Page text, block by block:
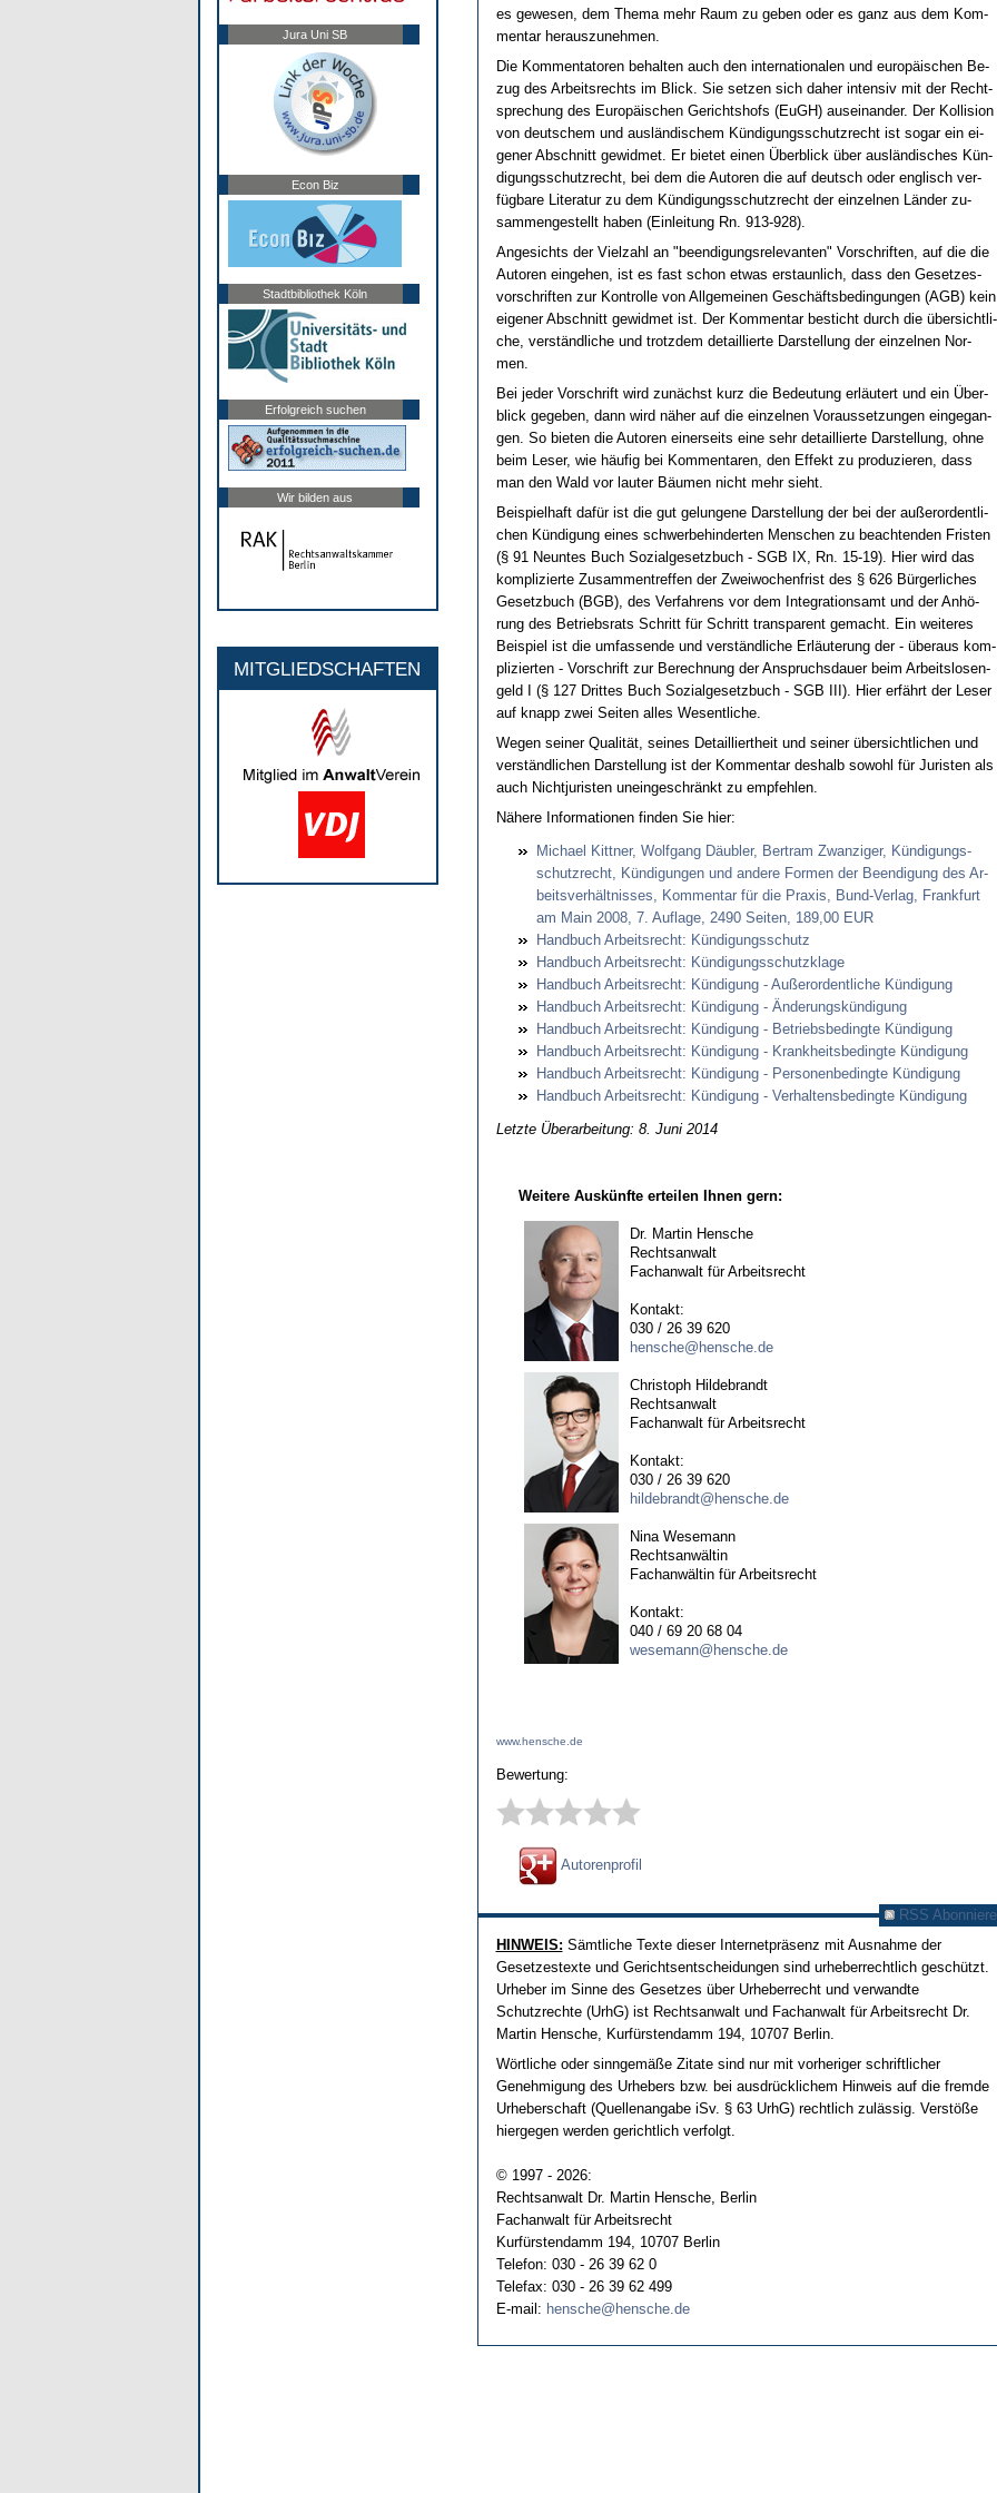
Jura Uni SB
Econ Biz
Stadtbibliothek Köln
Erfolgreich suchen
Wir bilden aus
MITGLIEDSCHAFTEN
es ge­we­sen, dem The­ma mehr Raum zu ge­ben oder es ganz aus dem Kom­
men­tar her­aus­zu­neh­men.
Die Kom­men­ta­to­ren be­hal­ten auch den in­ter­na­tio­na­len und eu­ro­päi­schen Be­
zug des Ar­beits­rechts im Blick. Sie set­zen sich da­her in­ten­siv mit der Recht­
spre­chung des Eu­ro­päi­schen Ge­richts­hofs (EuGH) aus­ein­an­der. Der Kol­li­si­on
von deut­schem und aus­län­di­schem Kün­di­gungs­schutz­recht ist so­gar ein ei­
ge­ner Ab­schnitt ge­wid­met. Er bie­tet ei­nen Über­blick über aus­län­di­sches Kün­
di­gungs­schutz­recht, bei dem die Au­to­ren die auf deutsch oder eng­lisch ver­
füg­ba­re Li­te­ra­tur zu dem Kün­di­gungs­schutz­recht der ein­zel­nen Län­der zu­
sam­men­ge­stellt ha­ben (Ein­lei­tung Rn. 913-928).
An­ge­sichts der Viel­zahl an "be­en­di­gungs­re­le­van­ten" Vor­schrif­ten, auf die die
Au­to­ren ein­ge­hen, ist es fast schon et­was er­staun­lich, dass den Ge­set­zes­
vor­schrif­ten zur Kon­trol­le von All­ge­mei­nen Ge­schäfts­be­din­gun­gen (AGB) kein
ei­ge­ner Ab­schnitt ge­wid­met ist. Der Kom­men­tar be­sticht durch die über­sicht­li­
che, ver­ständ­li­che und trotz­dem de­tail­lier­te Dar­stel­lung der ein­zel­nen Nor­
men.
Bei je­der Vor­schrift wird zu­nächst kurz die Be­deu­tung er­läu­tert und ein Über­
blick ge­ge­ben, dann wird nä­her auf die ein­zel­nen Vor­aus­set­zun­gen ein­ge­gan­
gen. So bie­ten die Au­to­ren ei­ner­seits ei­ne sehr de­tail­lier­te Dar­stel­lung, oh­ne
beim Le­ser, wie häu­fig bei Kom­men­ta­ren, den Ef­fekt zu pro­du­zie­ren, dass
man den Wald vor lau­ter Bäu­men nicht mehr sieht.
Bei­spiel­haft da­für ist die gut ge­lun­ge­ne Dar­stel­lung der bei der au­ßer­or­dent­li­
chen Kün­di­gung ei­nes schwer­be­hin­der­ten Men­schen zu be­ach­ten­den Fris­ten
(§ 91 Neun­tes Buch So­zi­al­ge­setz­buch - SGB IX, Rn. 15-19). Hier wird das
kom­pli­zier­te Zu­sam­men­tref­fen der Zwei­wo­chen­frist des § 626 Bür­ger­li­ches
Ge­setz­buch (BGB), des Ver­fah­rens vor dem In­te­gra­ti­ons­amt und der An­hö­
rung des Be­triebs­rats Schritt für Schritt trans­pa­rent ge­macht. Ein wei­te­res
Bei­spiel ist die um­fas­sen­de und ver­ständ­li­che Er­läu­te­rung der - über­aus kom­
pli­zier­ten - Vor­schrift zur Be­rech­nung der An­spruchs­dau­er beim Ar­beits­lo­sen­
geld I (§ 127 Drit­tes Buch So­zi­al­ge­setz­buch - SGB III). Hier er­fährt der Le­ser
auf knapp zwei Sei­ten al­les We­sent­li­che.
We­gen sei­ner Qua­li­tät, sei­nes De­tail­liert­heit und sei­ner über­sicht­li­chen und
ver­ständ­li­chen Dar­stel­lung ist der Kom­men­tar des­halb so­wohl für Ju­ris­ten als
auch Nicht­ju­ris­ten un­ein­ge­schränkt zu emp­feh­len.
Nä­he­re In­for­ma­tio­nen fin­den Sie hier:
Mi­cha­el Kitt­ner, Wolf­gang Däu­bler, Ber­tram Zwan­zi­ger, Kün­di­gungs­
schutz­recht, Kün­di­gun­gen und an­de­re For­men der Be­en­di­gung des Ar­
beits­ver­hält­nis­ses, Kom­men­tar für die Pra­xis, Bund-Ver­lag, Frank­furt
am Main 2008, 7. Auf­la­ge, 2490 Sei­ten, 189,00 EUR
Hand­buch Ar­beits­recht: Kün­di­gungs­schutz
Hand­buch Ar­beits­recht: Kün­di­gungs­schutz­kla­ge
Hand­buch Ar­beits­recht: Kün­di­gung - Au­ßer­or­dent­li­che Kün­di­gung
Hand­buch Ar­beits­recht: Kün­di­gung - Än­de­rungs­kün­di­gung
Hand­buch Ar­beits­recht: Kün­di­gung - Be­triebs­be­ding­te Kün­di­gung
Hand­buch Ar­beits­recht: Kün­di­gung - Krank­heits­be­ding­te Kün­di­gung
Hand­buch Ar­beits­recht: Kün­di­gung - Per­so­nen­be­ding­te Kün­di­gung
Hand­buch Ar­beits­recht: Kün­di­gung - Ver­hal­tens­be­ding­te Kün­di­gung
Letzte Überarbeitung: 8. Juni 2014
Weitere Auskünfte erteilen Ihnen gern:
Dr. Martin Hensche
Rechtsanwalt
Fachanwalt für Arbeitsrecht
Kontakt:
030 / 26 39 620
hensche@hensche.de
Christoph Hildebrandt
Rechtsanwalt
Fachanwalt für Arbeitsrecht
Kontakt:
030 / 26 39 620
hildebrandt@hensche.de
Nina Wesemann
Rechtsanwältin
Fachanwältin für Arbeitsrecht
Kontakt:
040 / 69 20 68 04
wesemann@hensche.de
www.hensche.de
Bewertung:
Autorenprofil
RSS
HINWEIS: Sämtliche Texte dieser Internetpräsenz mit Ausnahme der
Gesetzestexte und Gerichtsentscheidungen sind urheberrechtlich geschützt.
Urheber im Sinne des Gesetzes über Urheberrecht und verwandte
Schutzrechte (UrhG) ist Rechtsanwalt und Fachanwalt für Arbeitsrecht Dr.
Martin Hensche, Kurfürstendamm 194, 10707 Berlin.
Wörtliche oder sinngemäße Zitate sind nur mit vorheriger schriftlicher
Genehmigung des Urhebers bzw. bei ausdrücklichem Hinweis auf die fremde
Urheberschaft (Quellenangabe iSv. § 63 UrhG) rechtlich zulässig. Verstöße
hiergegen werden gerichtlich verfolgt.
© 1997 - 2026:
Rechtsanwalt Dr. Martin Hensche, Berlin
Fachanwalt für Arbeitsrecht
Kurfürstendamm 194, 10707 Berlin
Telefon: 030 - 26 39 62 0
Telefax: 030 - 26 39 62 499
E-mail: hensche@hensche.de